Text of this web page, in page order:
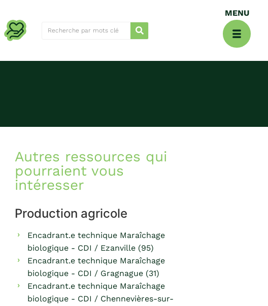
Autres ressources qui
pourraient vous
intéresser
Production agricole
Encadrant.e technique Maraîchage
biologique - CDI / Ezanville (95)
Encadrant.e technique Maraîchage
biologique - CDI / Gragnague (31)
Encadrant.e technique Maraîchage
biologique - CDI / Chennevières-sur-